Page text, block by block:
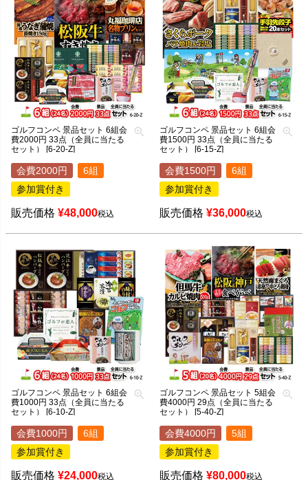
ゴルフコンペ 景品セット 6組会
費2000円 33点（全員に当たる
セット） [6-20-Z]
会費2000円
6組
参加賞付き
販売価格 ¥48,000税込
ゴルフコンペ 景品セット 6組会
費1500円 33点（全員に当たる
セット） [6-15-Z]
会費1500円
6組
参加賞付き
販売価格 ¥36,000税込
ゴルフコンペ 景品セット 6組会
費1000円 33点（全員に当たる
セット） [6-10-Z]
会費1000円
6組
参加賞付き
販売価格 ¥24,000税込
ゴルフコンペ 景品セット 5組会
費4000円 29点（全員に当たる
セット） [5-40-Z]
会費4000円
5組
参加賞付き
販売価格 ¥80,000税込